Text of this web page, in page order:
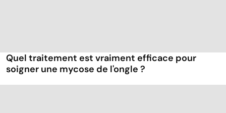
Quel traitement est vraiment efficace pour
soigner une mycose de l'ongle ?